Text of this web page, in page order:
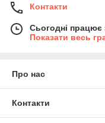
Контакти
Сьогодні працює
Показати весь
Про нас
Контакти